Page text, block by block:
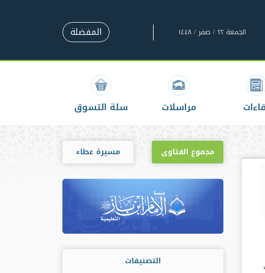
الجمعة ٢٢ / صفر / ١٤٤٨ المفضلة
مراسلات سلة التسوق
مجموع الفتاوى مسيرة عطاء
التصنيفات